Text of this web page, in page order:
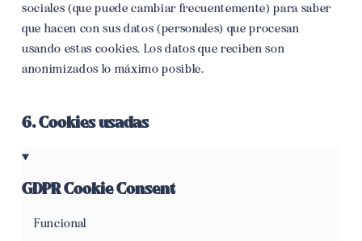
sociales (que puede cambiar frecuentemente) para saber
que hacen con sus datos (personales) que procesan
usando estas cookies. Los datos que reciben son
anonimizados lo máximo posible.
6. Cookies usadas
GDPR Cookie Consent
Funcional